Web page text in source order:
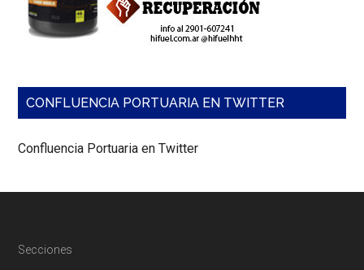
CONFLUENCIA PORTUARIA EN TWITTER
Confluencia Portuaria en Twitter
Footer
Secciones